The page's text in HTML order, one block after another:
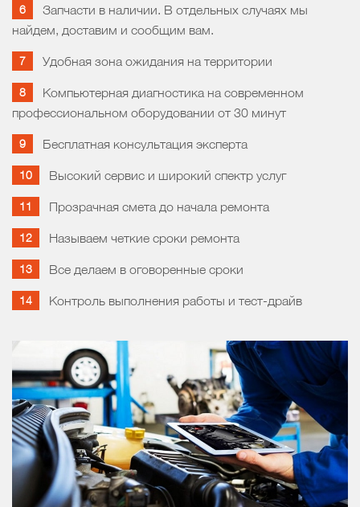
Запчасти в наличии. В отдельных случаях мы
найдем, доставим и сообщим вам.
Удобная зона ожидания на территории
Компьютерная диагностика на современном
профессиональном оборудовании от 30 минут
Бесплатная консультация эксперта
Высокий сервис и широкий спектр услуг
Прозрачная смета до начала ремонта
Называем четкие сроки ремонта
Все делаем в оговоренные сроки
Контроль выполнения работы и тест-драйв